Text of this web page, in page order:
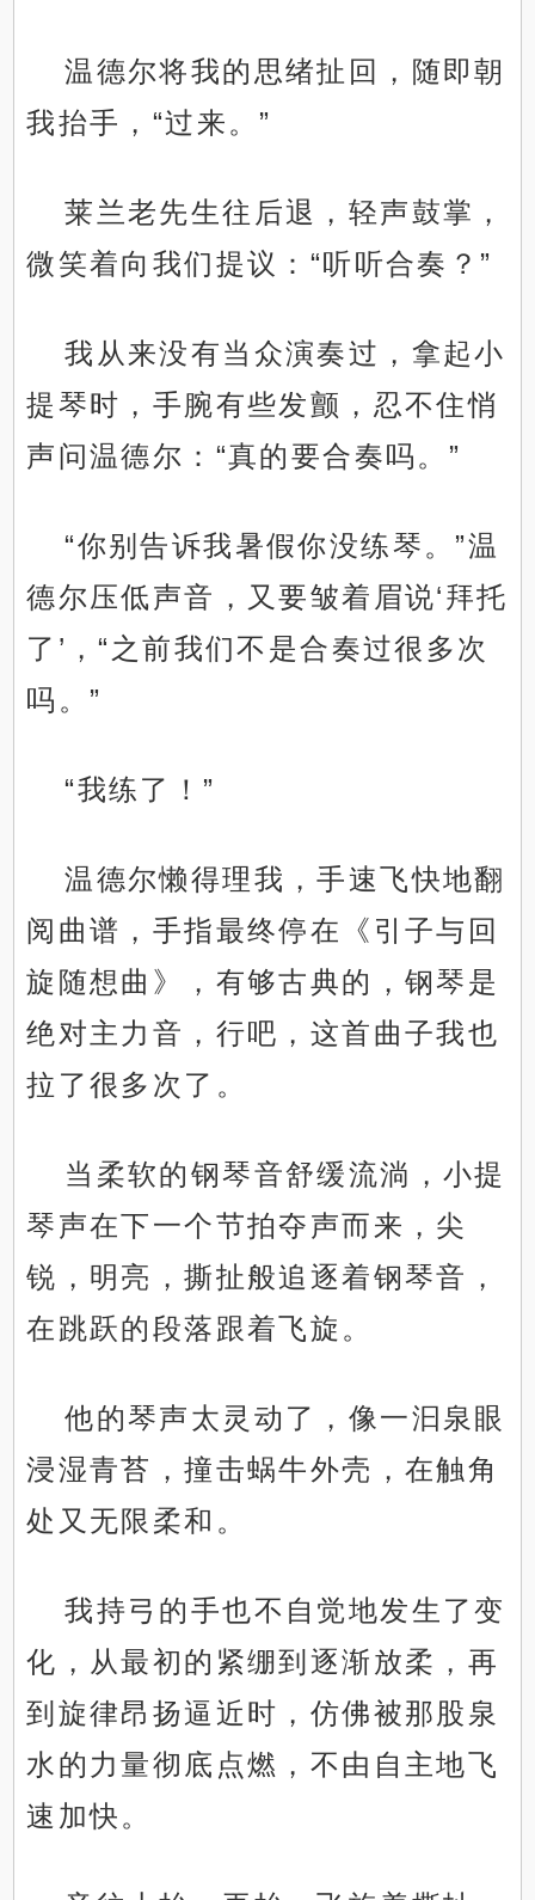
温德尔将我的思绪扯回，随即朝
我抬手，“过来。”
莱兰老先生往后退，轻声鼓掌，
微笑着向我们提议：“听听合奏？”
我从来没有当众演奏过，拿起小
提琴时，手腕有些发颤，忍不住悄
声问温德尔：“真的要合奏吗。”
“你别告诉我暑假你没练琴。”温
德尔压低声音，又要皱着眉说‘拜托
了’，“之前我们不是合奏过很多次
吗。”
“我练了！”
温德尔懒得理我，手速飞快地翻
阅曲谱，手指最终停在《引子与回
旋随想曲》，有够古典的，钢琴是
绝对主力音，行吧，这首曲子我也
拉了很多次了。
当柔软的钢琴音舒缓流淌，小提
琴声在下一个节拍夺声而来，尖
锐，明亮，撕扯般追逐着钢琴音，
在跳跃的段落跟着飞旋。
他的琴声太灵动了，像一汩泉眼
浸湿青苔，撞击蜗牛外壳，在触角
处又无限柔和。
我持弓的手也不自觉地发生了变
化，从最初的紧绷到逐渐放柔，再
到旋律昂扬逼近时，仿佛被那股泉
水的力量彻底点燃，不由自主地飞
速加快。